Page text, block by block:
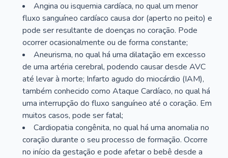
Angina ou isquemia cardíaca, no qual um menor
fluxo sanguíneo cardíaco causa dor (aperto no peito) e
pode ser resultante de doenças no coração. Pode
ocorrer ocasionalmente ou de forma constante;
Aneurisma, no qual há uma dilatação em excesso
de uma artéria cerebral, podendo causar desde AVC
até levar à morte; Infarto agudo do miocárdio (IAM),
também conhecido como Ataque Cardíaco, no qual há
uma interrupção do fluxo sanguíneo até o coração. Em
muitos casos, pode ser fatal;
Cardiopatia congênita, no qual há uma anomalia no
coração durante o seu processo de formação. Ocorre
no início da gestação e pode afetar o bebê desde a